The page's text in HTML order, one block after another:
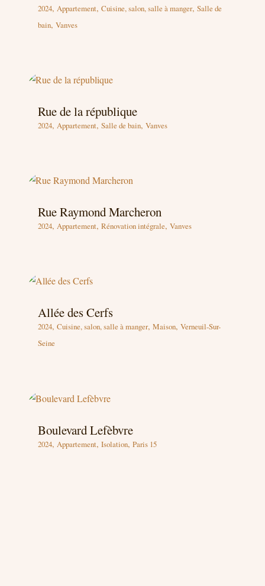
2024, Appartement, Cuisine, salon, salle à manger, Salle de
bain, Vanves
Rue de la république
2024, Appartement, Salle de bain, Vanves
Rue Raymond Marcheron
2024, Appartement, Rénovation intégrale, Vanves
Allée des Cerfs
2024, Cuisine, salon, salle à manger, Maison, Verneuil-Sur-
Seine
Boulevard Lefèbvre
2024, Appartement, Isolation, Paris 15